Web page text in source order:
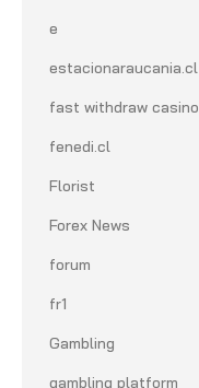
e
estacionaraucania.cl
fast withdraw casino
fenedi.cl
Florist
Forex News
forum
fr1
Gambling
gambling platform